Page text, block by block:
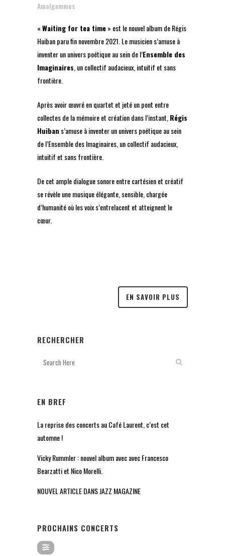
Amalgammes
«Waiting for tea time» est le nouvel album de Régis
Huiban paru fin novembre 2021. Le musicien s’amuse à
inventer un univers poétique au sein de l’Ensemble des
Imaginaires , un collectif audacieux, intuitif et sans
frontière.
Après avoir œuvré en quartet et jeté un pont entre
collectes de la mémoire et création dans l’instant, Régis
Huiban s’amuse à inventer un univers poétique au sein
de l’Ensemble des Imaginaires, un collectif audacieux,
intuitif et sans frontière.
De cet ample dialogue sonore entre cartésien et créatif
se révèle une musique élégante, sensible, chargée
d’humanité où les voix s’entrelacent et atteignent le
cœur.
EN SAVOIR PLUS
RECHERCHER
EN BREF
La reprise des concerts au Café Laurent, c’est cet
automne !
Vicky Rummler : nouvel album avec avec Francesco
Bearzatti et Nico Morelli.
NOUVEL ARTICLE DANS JAZZ MAGAZINE
PROCHAINS CONCERTS